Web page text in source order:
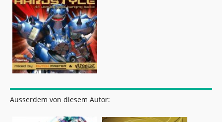
Ausserdem von diesem Autor: